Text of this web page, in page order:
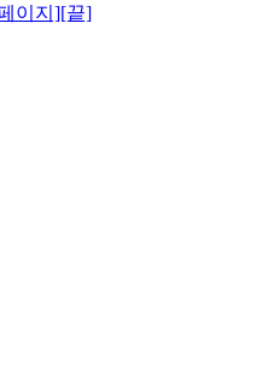
이지][끝]